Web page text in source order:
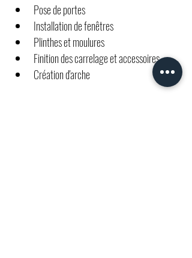
Pose de portes
Installation de fenêtres
Plinthes et moulures
Finition des carrelage et accessoires
Création d'arche